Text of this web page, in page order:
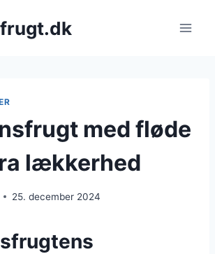
med fløde
lækkerhed
25. december 2024